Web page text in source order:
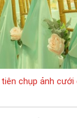
chụp ảnh cưới